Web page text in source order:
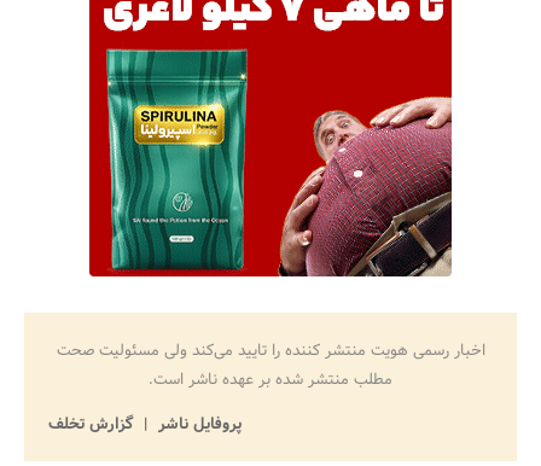
اخبار رسمی هویت منتشر کننده را تایید می‌کند ولی مسئولیت صحت
مطلب منتشر شده بر عهده ناشر است.
پروفایل ناشر
گزارش تخلف